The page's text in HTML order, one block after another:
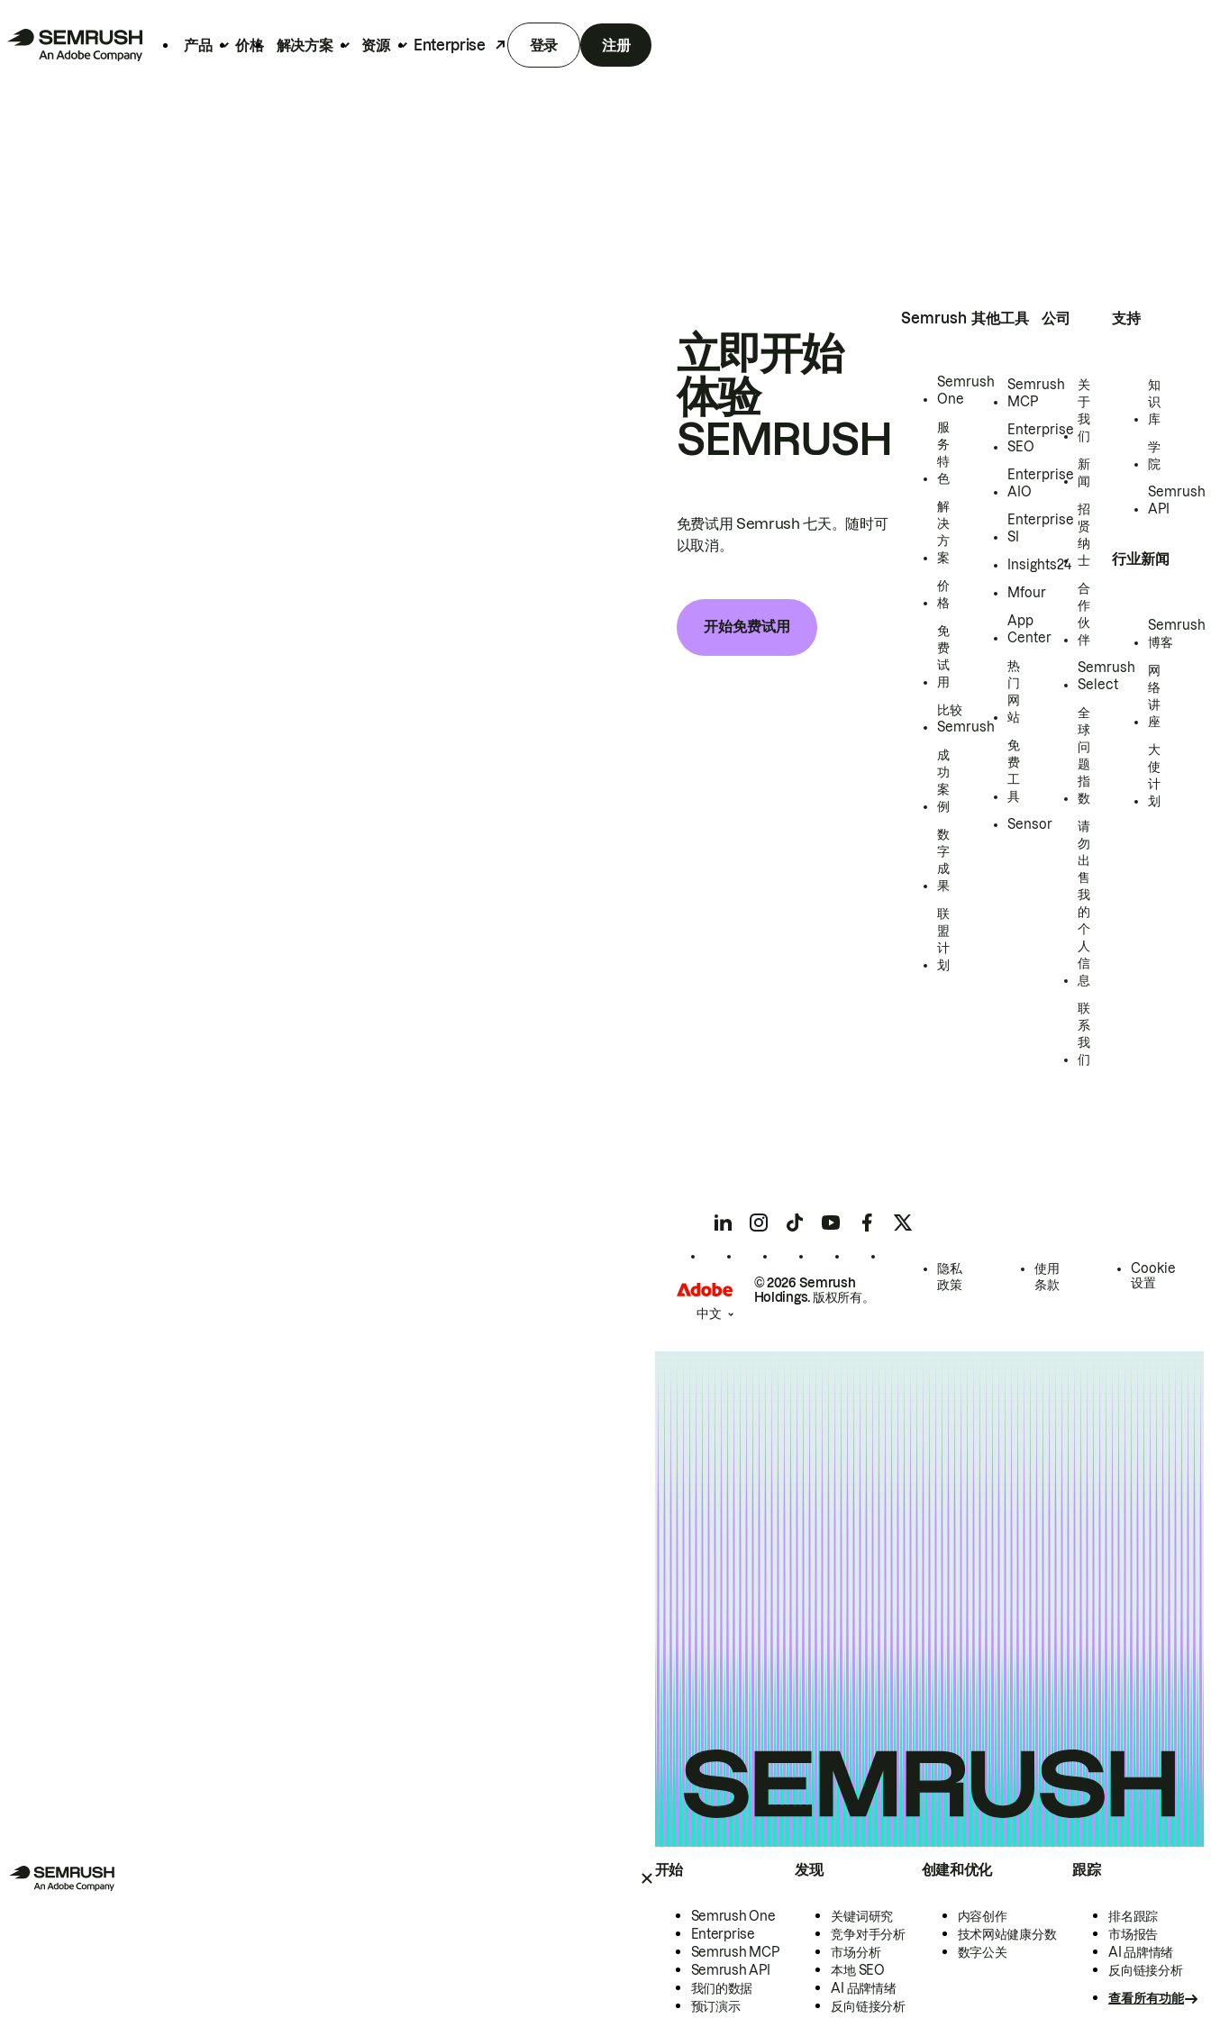
产品 价格 解决方案 资源 Enterprise 登录 注册
开始
Semrush One
Enterprise
Semrush MCP
Semrush API
我们的数据
预订演示
发现
关键词研究
竞争对手分析
市场分析
本地 SEO
AI 品牌情绪
反向链接分析
创建和优化
内容创作
技术网站健康分数
数字公关
跟踪
排名跟踪
市场报告
AI 品牌情绪
反向链接分析
查看所有功能
立即开始
体验
SEMRUSH
免费试用 Semrush 七天。随时可
以取消。
开始免费试用
Semrush
Semrush
One
服
务
特
色
解
决
方
案
价
格
免
费
试
用
比较
Semrush
成
功
案
例
数
字
成
果
联
盟
计
划
其他工具
Semrush
MCP
Enterprise
SEO
Enterprise
AIO
Enterprise
SI
Insights24
Mfour
App
Center
热
门
网
站
免
费
工
具
Sensor
公司
关
于
我
们
新
闻
招
贤
纳
士
合
作
伙
伴
Semrush
Select
全
球
问
题
指
数
请
勿
出
售
我
的
个
人
信
息
联
系
我
们
支持
知
识
库
学
院
Semrush
API
行业新闻
Semrush
博客
网
络
讲
座
大
使
计
划
© 2026 Semrush
Holdings. 版权所有。
隐私
政策
使用
条款
Cookie
设置
中文